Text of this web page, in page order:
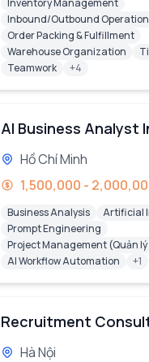
Inventory Management
Inbound/Outbound
Order Packing & Fulfillment
Warehouse Organization
Teamwork
+4
AI Business Analyst
Hồ Chí Minh
1,500,000 -
Business Analysis Artificial
Prompt Engineering
Project Management (Quản
AI Workflow Automation
+1
Recruitment
Hà Nội